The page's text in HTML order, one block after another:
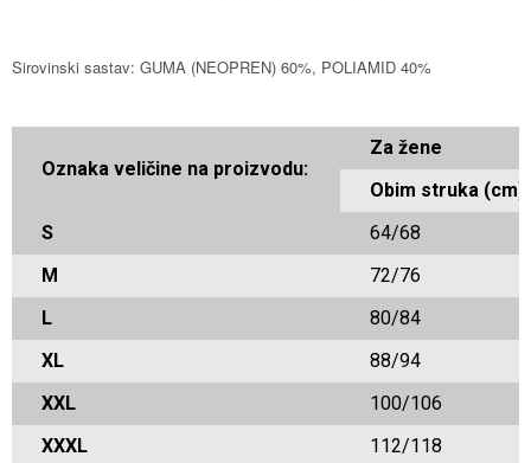
Sirovinski sastav: GUMA (NEOPREN) 60%, POLIAMID 40%
Oznaka veličine na proizvodu:
Za žene
Obim struka (cm)
S
64/68
M
72/76
L
80/84
XL
88/94
XXL
100/106
XXXL
112/118